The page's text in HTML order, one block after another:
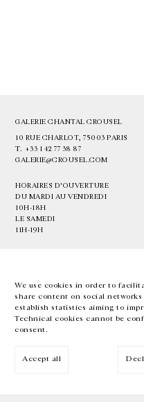
We use cookies in order to
share content on social
establish statistics aiming to
Technical cookies cannot be
consent.
Accept all
GALERIE CHANTAL CROUSEL
10 RUE CHARLOT, 75003 PARIS
T. +33 1 42 77 38 87
GALERIE@CROUSEL.COM
HORAIRES D'OUVERTURE
DU MARDI AU VENDREDI
10H-18H
LE SAMEDI
11H-19H
EN FR 中文 Facebook
Inscrivez-vous à notre newsletter